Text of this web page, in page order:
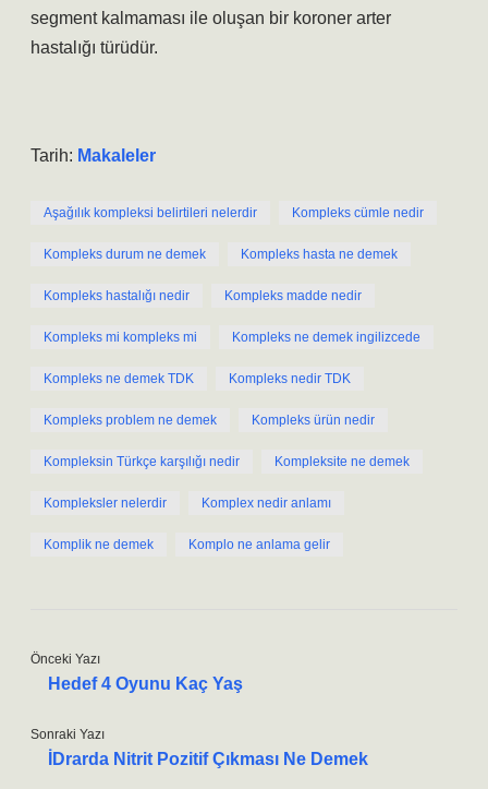
segment kalmaması ile oluşan bir koroner arter
hastalığı türüdür.
Tarih: Makaleler
Aşağılık kompleksi belirtileri nelerdir Kompleks cümle nedir
Kompleks durum ne demek Kompleks hasta ne demek
Kompleks hastalığı nedir Kompleks madde nedir
Kompleks mi kompleks mi Kompleks ne demek ingilizcede
Kompleks ne demek TDK Kompleks nedir TDK
Kompleks problem ne demek Kompleks ürün nedir
Kompleksin Türkçe karşılığı nedir Kompleksite ne demek
Kompleksler nelerdir Komplex nedir anlamı
Komplik ne demek Komplo ne anlama gelir
Önceki Yazı
Hedef 4 Oyunu Kaç Yaş
Sonraki Yazı
İDrarda Nitrit Pozitif Çıkması Ne Demek